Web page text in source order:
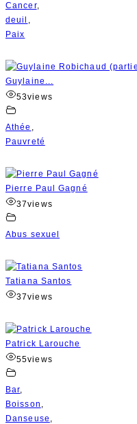
Cancer,
deuil ,
Paix
Guylaine...
53views
Athée ,
Pauvreté
Pierre Paul Gagné
37views
Abus sexuel
Tatiana Santos
37views
Patrick Larouche
55views
Bar,
Boisson ,
Danseuse ,